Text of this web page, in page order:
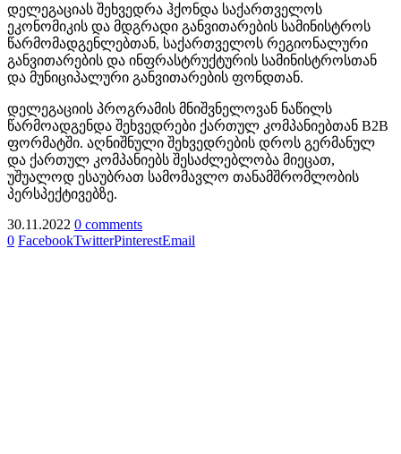
დელეგაციას შეხვედრა ჰქონდა საქართველოს
ეკონომიკის და მდგრადი განვითარების სამინისტროს
წარმომადგენლებთან, საქართველოს რეგიონალური
განვითარების და ინფრასტრუქტურის სამინისტროსთან
და მუნიციპალური განვითარების ფონდთან.
დელეგაციის პროგრამის მნიშვნელოვან ნაწილს
წარმოადგენდა შეხვედრები ქართულ კომპანიებთან B2B
ფორმატში. აღნიშნული შეხვედრების დროს გერმანულ
და ქართულ კომპანიებს შესაძლებლობა მიეცათ,
უშუალოდ ესაუბრათ სამომავლო თანამშრომლობის
პერსპექტივებზე.
30.11.2022 0 comments
0 FacebookTwitterPinterestEmail